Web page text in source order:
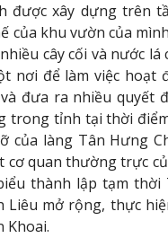
được xây dựng trên
của khu vườn của
cây cối và nước
nơi để làm việc hoạt
đưa ra nhiều quyết
trong tỉnh tại thời
của làng Tân Hưng
cơ quan thường trực
thành lập tạm thời
Liêu mở rộng, thực
Khoai.